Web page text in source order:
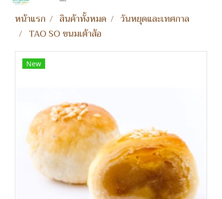
หน้าแรก สินค้าทั้งหมด
วันหยุดและเทศกาล
TAO SO ขนมเต้าส้อ
New